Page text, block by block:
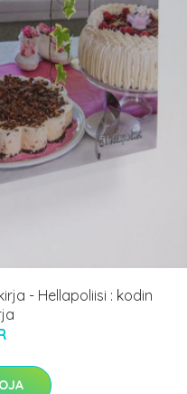
- Hellapoliisi : kodin